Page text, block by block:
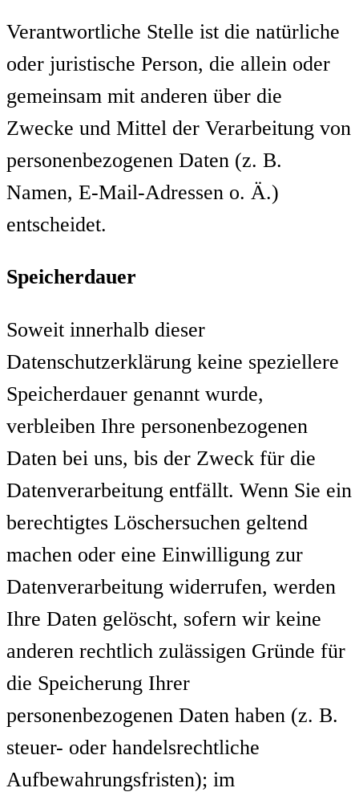
Verantwortliche Stelle ist die natürliche
oder juristische Person, die allein oder
gemeinsam mit anderen über die
Zwecke und Mittel der Verarbeitung von
personenbezogenen Daten (z. B.
Namen, E-Mail-Adressen o. Ä.)
entscheidet.
Speicherdauer
Soweit innerhalb dieser
Datenschutzerklärung keine speziellere
Speicherdauer genannt wurde,
verbleiben Ihre personenbezogenen
Daten bei uns, bis der Zweck für die
Datenverarbeitung entfällt. Wenn Sie ein
berechtigtes Löschersuchen geltend
machen oder eine Einwilligung zur
Datenverarbeitung widerrufen, werden
Ihre Daten gelöscht, sofern wir keine
anderen rechtlich zulässigen Gründe für
die Speicherung Ihrer
personenbezogenen Daten haben (z. B.
steuer- oder handelsrechtliche
Aufbewahrungsfristen); im